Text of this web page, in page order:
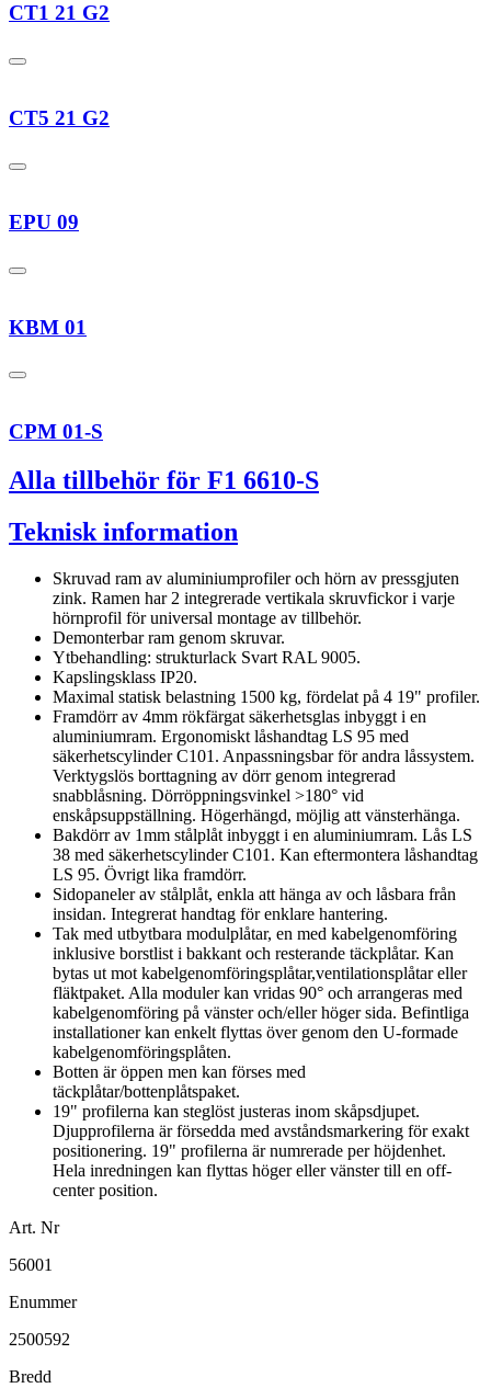
CT1 21 G2
CT5 21 G2
EPU 09
KBM 01
CPM 01-S
Alla tillbehör för F1 6610-S
Teknisk information
Skruvad ram av aluminiumprofiler och hörn av pressgjuten
zink. Ramen har 2 integrerade vertikala skruvfickor i varje
hörnprofil för universal montage av tillbehör.
Demonterbar ram genom skruvar.
Ytbehandling: strukturlack Svart RAL 9005.
Kapslingsklass IP20.
Maximal statisk belastning 1500 kg, fördelat på 4 19" profiler.
Framdörr av 4mm rökfärgat säkerhetsglas inbyggt i en
aluminiumram. Ergonomiskt låshandtag LS 95 med
säkerhetscylinder C101. Anpassningsbar för andra låssystem.
Verktygslös borttagning av dörr genom integrerad
snabblåsning. Dörröppningsvinkel >180° vid
enskåpsuppställning. Högerhängd, möjlig att vänsterhänga.
Bakdörr av 1mm stålplåt inbyggt i en aluminiumram. Lås LS
38 med säkerhetscylinder C101. Kan eftermontera låshandtag
LS 95. Övrigt lika framdörr.
Sidopaneler av stålplåt, enkla att hänga av och låsbara från
insidan. Integrerat handtag för enklare hantering.
Tak med utbytbara modulplåtar, en med kabelgenomföring
inklusive borstlist i bakkant och resterande täckplåtar. Kan
bytas ut mot kabelgenomföringsplåtar,ventilationsplåtar eller
fläktpaket. Alla moduler kan vridas 90° och arrangeras med
kabelgenomföring på vänster och/eller höger sida. Befintliga
installationer kan enkelt flyttas över genom den U-formade
kabelgenomföringsplåten.
Botten är öppen men kan förses med
täckplåtar/bottenplåtspaket.
19" profilerna kan steglöst justeras inom skåpsdjupet.
Djupprofilerna är försedda med avståndsmarkering för exakt
positionering. 19" profilerna är numrerade per höjdenhet.
Hela inredningen kan flyttas höger eller vänster till en off-
center position.
Art. Nr
56001
Enummer
2500592
Bredd